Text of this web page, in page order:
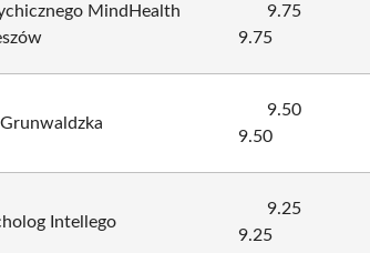
MindHealth
9.75
9.75
9.50
9.50
Intellego
9.25
9.25